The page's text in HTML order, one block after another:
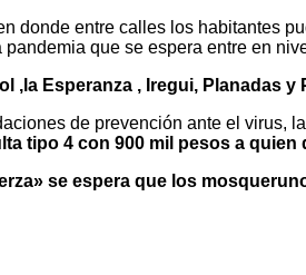
donde entre calles los habitantes
que se espera entre en
,la Esperanza , Iregui,
de prevención ante el virus,
tipo 4 con 900 mil pesos a
se espera que los